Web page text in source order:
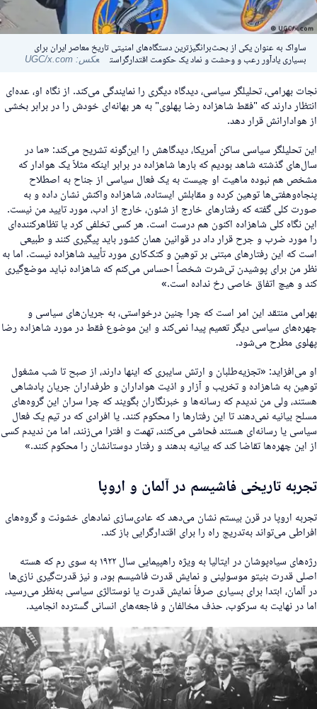
ساواک به عنوان یکی از بحث‌برانگیزترین دستگاه‌های امنیتی تاریخ معاصر ایران برای
بسیاری یادآور رعب و وحشت و نماد یک حکومت اقتدارگراست
عکس: UGC/x.com
بهرامی، تحلیلگر سیاسی، دیدگاه دیگری را نمایندگی می‌کند. از نگاه او، عده‌ای
دارند که "فقط شاهزاده رضا پهلوی" به هر بهانه‌ای خودش را در برابر بخشی
هوادارانش قرار دهد.
تحلیلگر سیاسی ساکن آمریکا، دیدگاهش را این‌گونه تشریح می‌کند: «ما در
گذشته شاهد بودیم که بارها شاهزاده در برابر اینکه مثلاً یک هوادار که
هم نبوده ماهیت او چیست به یک فعال سیاسی از جناح به اصطلاح
توهین کرده و مقابلش ایستاده، شاهزاده واکنش نشان داده و به
کلی گفته که رفتارهای خارج از شئون، خارج از ادب، مورد تایید من نیست.
نگاه کلی شاهزاده اکنون هم درست است. هر کسی تخلفی کرد یا تظاهرکننده‌ای
مورد ضرب و جرح قرار داد در قوانین همان کشور باید پیگیری کنند و طبیعی
که این رفتارهای مبتنی بر توهین و کتک‌کاری مورد تأیید شاهزاده نیست. اما به
من برای پوشیدن تی‌شرت شخصاً احساس می‌کنم که شاهزاده نباید موضع‌گیری
و هیچ اتفاق خاصی رخ نداده است.»
منتقد این امر است که چرا چنین درخواستی، به جریان‌های سیاسی و
سیاسی دیگر تعمیم پیدا نمی‌کند و این موضوع فقط در مورد شاهزاده رضا
مطرح می‌شود.
می‌افزاید: «تجزیه‌طلبان و ارتش سایبری که اینها دارند، از صبح تا شب مشغول
به شاهزاده و تخریب و آزار و اذیت هواداران و طرفداران جریان پادشاهی
ولی من ندیدم که رسانه‌ها و خبرنگاران بگویند که چرا سران این گروه‌های
بیانیه نمی‌دهند تا این رفتارها را محکوم کنند. یا افرادی که در تیم یک فعال
یا رسانه‌ای هستند فحاشی می‌کنند، تهمت و افترا می‌زنند، اما من ندیدم کسی
این چهره‌ها تقاضا کند که بیانیه بدهند و رفتار دوستانشان را محکوم کنند.»
تاریخی فاشیسم در آلمان و اروپا
اروپا در قرن بیستم نشان می‌دهد که عادی‌سازی نمادهای خشونت و گروه‌های
می‌تواند به‌تدریج راه را برای اقتدارگرایی باز کند.
رژه‌های سیاه‌پوشان در ایتالیا به ویژه راهپیمایی سال ۱۹۲۲ به سوی رم که هسته
قدرت بنیتو موسولینی و نمایش قدرت فاشیسم بود، و نیز قدرت‌گیری نازی‌ها
آلمان، ابتدا برای بسیاری صرفاً نمایش قدرت یا نوستالژی سیاسی به‌نظر می‌رسید،
در نهایت به سرکوب، حذف مخالفان و فاجعه‌های انسانی گسترده انجامید.